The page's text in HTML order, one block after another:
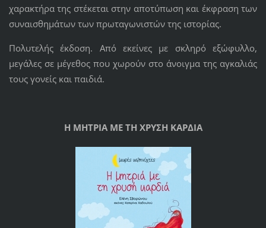
χαρακτήρα της στέκεται στην αποτύπωση και έκφραση των
συναισθημάτων των πρωταγωνιστών της ιστορίας.
Πολυτελής έκδοση. Από εκείνες με σκληρό εξώφυλλο,
μεγάλες σε μέγεθος που χωρούν στο άνοιγμα της αγκαλιάς
τους γονείς και παιδιά.
Η ΜΗΤΡΙΑ ΜΕ ΤΗ ΧΡΥΣΗ ΚΑΡΔΙΑ